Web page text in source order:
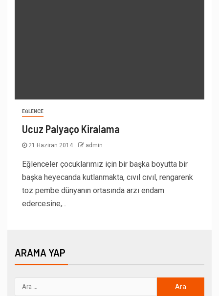
EĞLENCE
Ucuz Palyaço Kiralama
21 Haziran 2014 admin
Eğlenceler çocuklarımız için bir başka boyutta bir
başka heyecanda kutlanmakta, cıvıl cıvıl, rengarenk
toz pembe dünyanın ortasında arzı endam
edercesine,...
ARAMA YAP